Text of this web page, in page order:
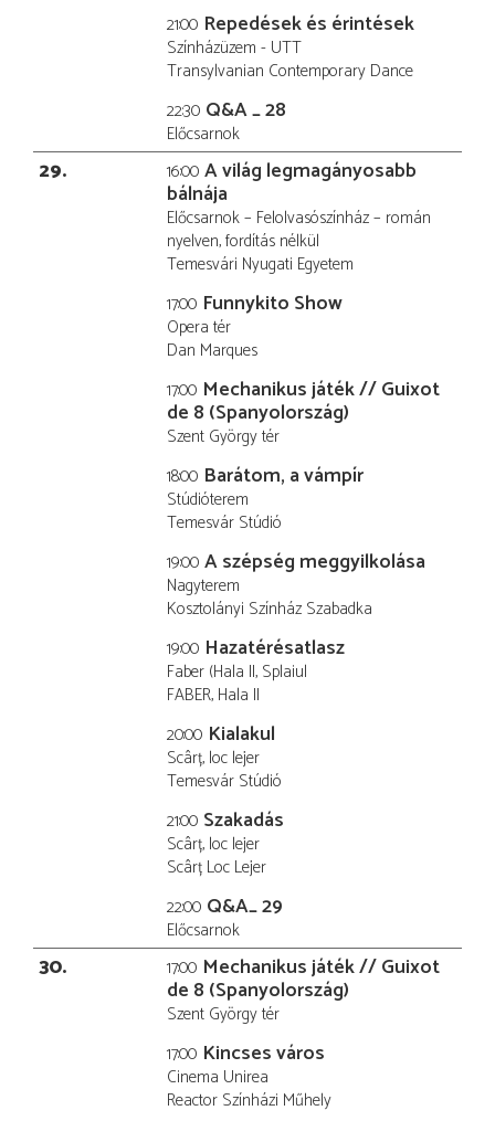
21:00 Repedések és érintések
Színházüzem - UTT
Transylvanian Contemporary Dance
22:30 Q&A _ 28
Előcsarnok
29 16:00 A világ legmagányosabb
bálnája
Előcsarnok – Felolvasószínház – román
nyelven, fordítás nélkül
Temesvári Nyugati Egyetem
17:00 Funnykito Show
Opera tér
Dan Marques
17:00 Mechanikus játék // Guixot
de 8 (Spanyolország)
Szent György tér
18:00 Barátom, a vámpír
Stúdióterem
Temesvár Stúdió
19:00 A szépség meggyilkolása
Nagyterem
Kosztolányi Színház Szabadka
19:00 Hazatérésatlasz
Faber (Hala II, Splaiul
FABER, Hala II
20:00 Kialakul
Scârț, loc lejer
Temesvár Stúdió
21:00 Szakadás
Scârț, loc lejer
Scârț Loc Lejer
22:00 Q&A_ 29
Előcsarnok
30 17:00 Mechanikus játék // Guixot
de 8 (Spanyolország)
Szent György tér
17:00 Kincses város
Cinema Unirea
Reactor Színházi Műhely